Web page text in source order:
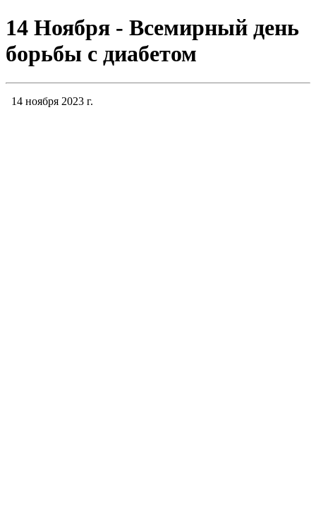
14 Ноября - Всемирный день
борьбы с диабетом
14 ноября 2023 г.